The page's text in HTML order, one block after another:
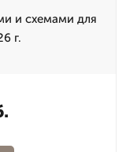
и схемами для
г.